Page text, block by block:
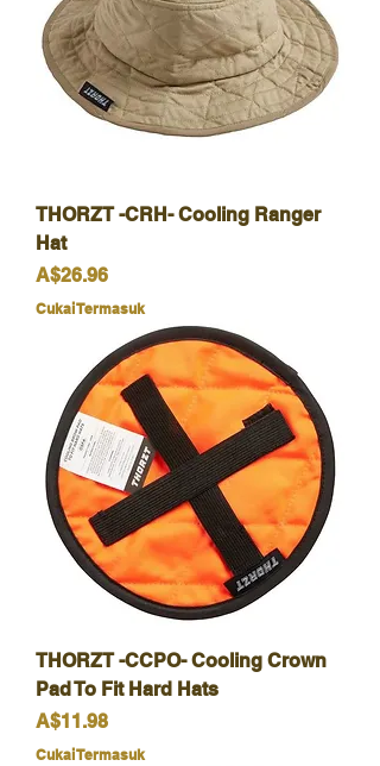
THORZT -CRH- Cooling Ranger
Hat
Harga
A$26.96
Cukai Termasuk
THORZT -CCPO- Cooling Crown
Pad To Fit Hard Hats
Harga
A$11.98
Cukai Termasuk